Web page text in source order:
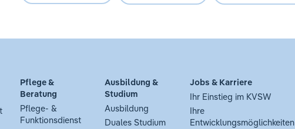
Pflege &
Beratung
Pflege- &
Funktionsdienst
Ausbildung &
Studium
Ausbildung
Duales Studium
Jobs & Karriere
Ihr Einstieg im KVSW
Ihre
Entwicklungsmöglichkeiten